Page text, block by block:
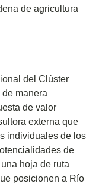
de agricultura
del Clúster
manera
de valor
externa que
individuales de los
de
hoja de ruta
posicionen a Río